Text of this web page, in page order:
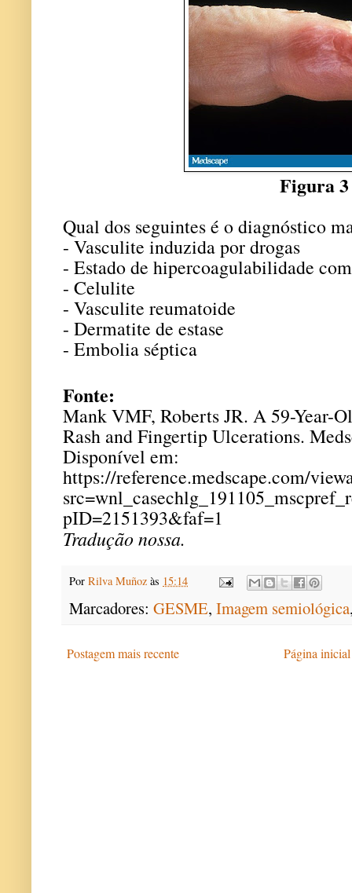
Figura 3
Qual dos seguintes é o diagnóstico
- Vasculite induzida por drogas
- Estado de hipercoagulabilidade
- Celulite
- Vasculite reumatoide
- Dermatite de estase
- Embolia séptica
Fonte:
Mank VMF, Roberts JR. A 59-Year-
Rash and Fingertip Ulcerations.
Disponível em:
https://reference.medscape.com/
pID=2151393&faf=1
Tradução nossa.
Por Rilva Muñoz às 15:14
Marcadores: GESME, Imagem semiológica
Postagem mais recente Página inicial